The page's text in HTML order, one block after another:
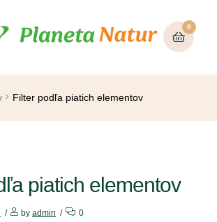
0
Filter podľa piatich elementov
piatich elementov
by admin 0